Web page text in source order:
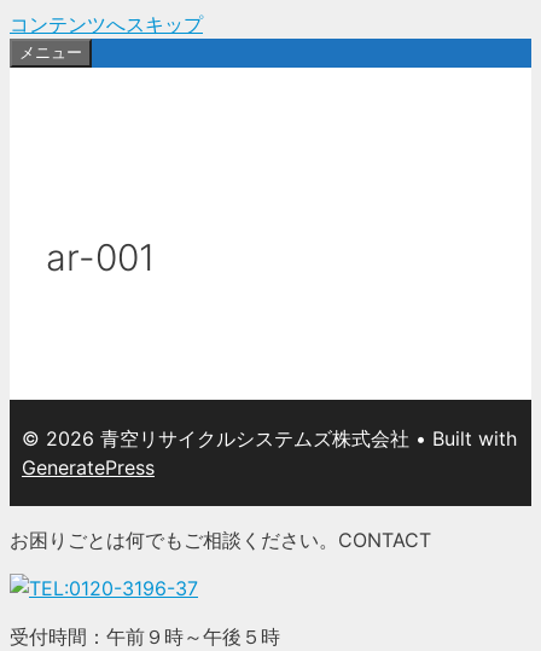
コンテンツへスキップ
メニュー
ar-001
© 2026 青空リサイクルシステムズ株式会社 • Built with
GeneratePress
お困りごとは何でもご相談ください。 CONTACT
受付時間：午前９時～午後５時